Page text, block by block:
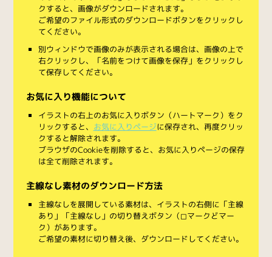
クすると、画像がダウンロードされます。
ご希望のファイル形式のダウンロードボタンをクリックし
てください。
別ウィンドウで画像のみが表示される場合は、画像の上で
右クリックし、「名前をつけて画像を保存」をクリックし
て保存してください。
お気に入り機能について
イラストの右上のお気に入りボタン（ハートマーク）をク
リックすると、 お気に入りページに保存され、再度クリッ
クすると解除されます。
ブラウザのCookieを削除すると、お気に入りページの保存
は全て削除されます。
主線なし素材のダウンロード方法
主線なしを展開している素材は、イラストの右側に「主線
あり」「主線なし」の切り替えボタン（◻︎マークと◼︎マー
ク）があります。
ご希望の素材に切り替え後、ダウンロードしてください。